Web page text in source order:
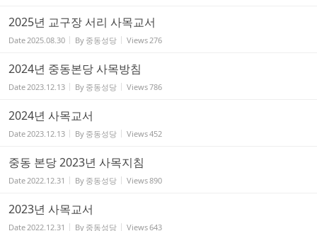
2025년 교구장 서리 사목교서
Date2025.08.30 By 중동성당 Views276
2024년 중동본당 사목방침
Date2023.12.13 By 중동성당 Views786
2024년 사목교서
Date2023.12.13 By 중동성당 Views452
중동 본당 2023년 사목지침
Date2022.12.31 By 중동성당 Views890
2023년 사목교서
Date2022.12.31 By 중동성당 Views643